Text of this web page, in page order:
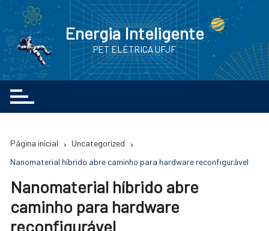
Ir
conteúdo
Energia Inteligente
PET ELÉTRICA UFJF
Página inicial
Uncategorized
Nanomaterial híbrido abre caminho para hardware reconfigurável
Nanomaterial híbrido abre
caminho para hardware
reconfigurável